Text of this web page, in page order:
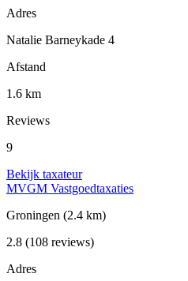
Adres
Natalie Barneykade 4
Afstand
1.6 km
Reviews
9
Bekijk taxateur
MVGM Vastgoedtaxaties
Groningen (2.4 km)
2.8 (108 reviews)
Adres